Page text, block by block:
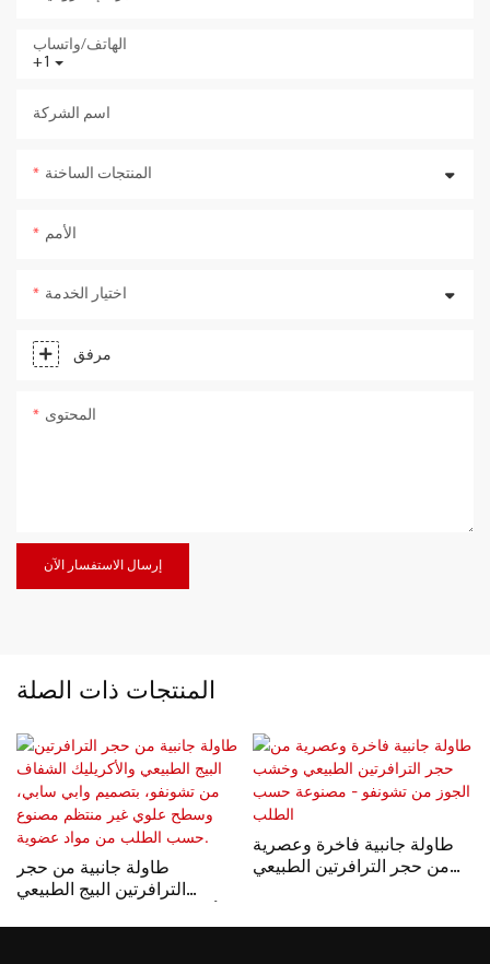
+1
الهاتف/واتساب
اسم الشركة
المنتجات الساخنة
الأمم
اختيار الخدمة
مرفق
المحتوى
إرسال الاستفسار الآن
المنتجات ذات الصلة
طاولة جانبية من حجر
الترافرتين البيج الطبيعي
طاولة جانبية فاخرة وعصرية
من حجر الترافرتين الطبيعي